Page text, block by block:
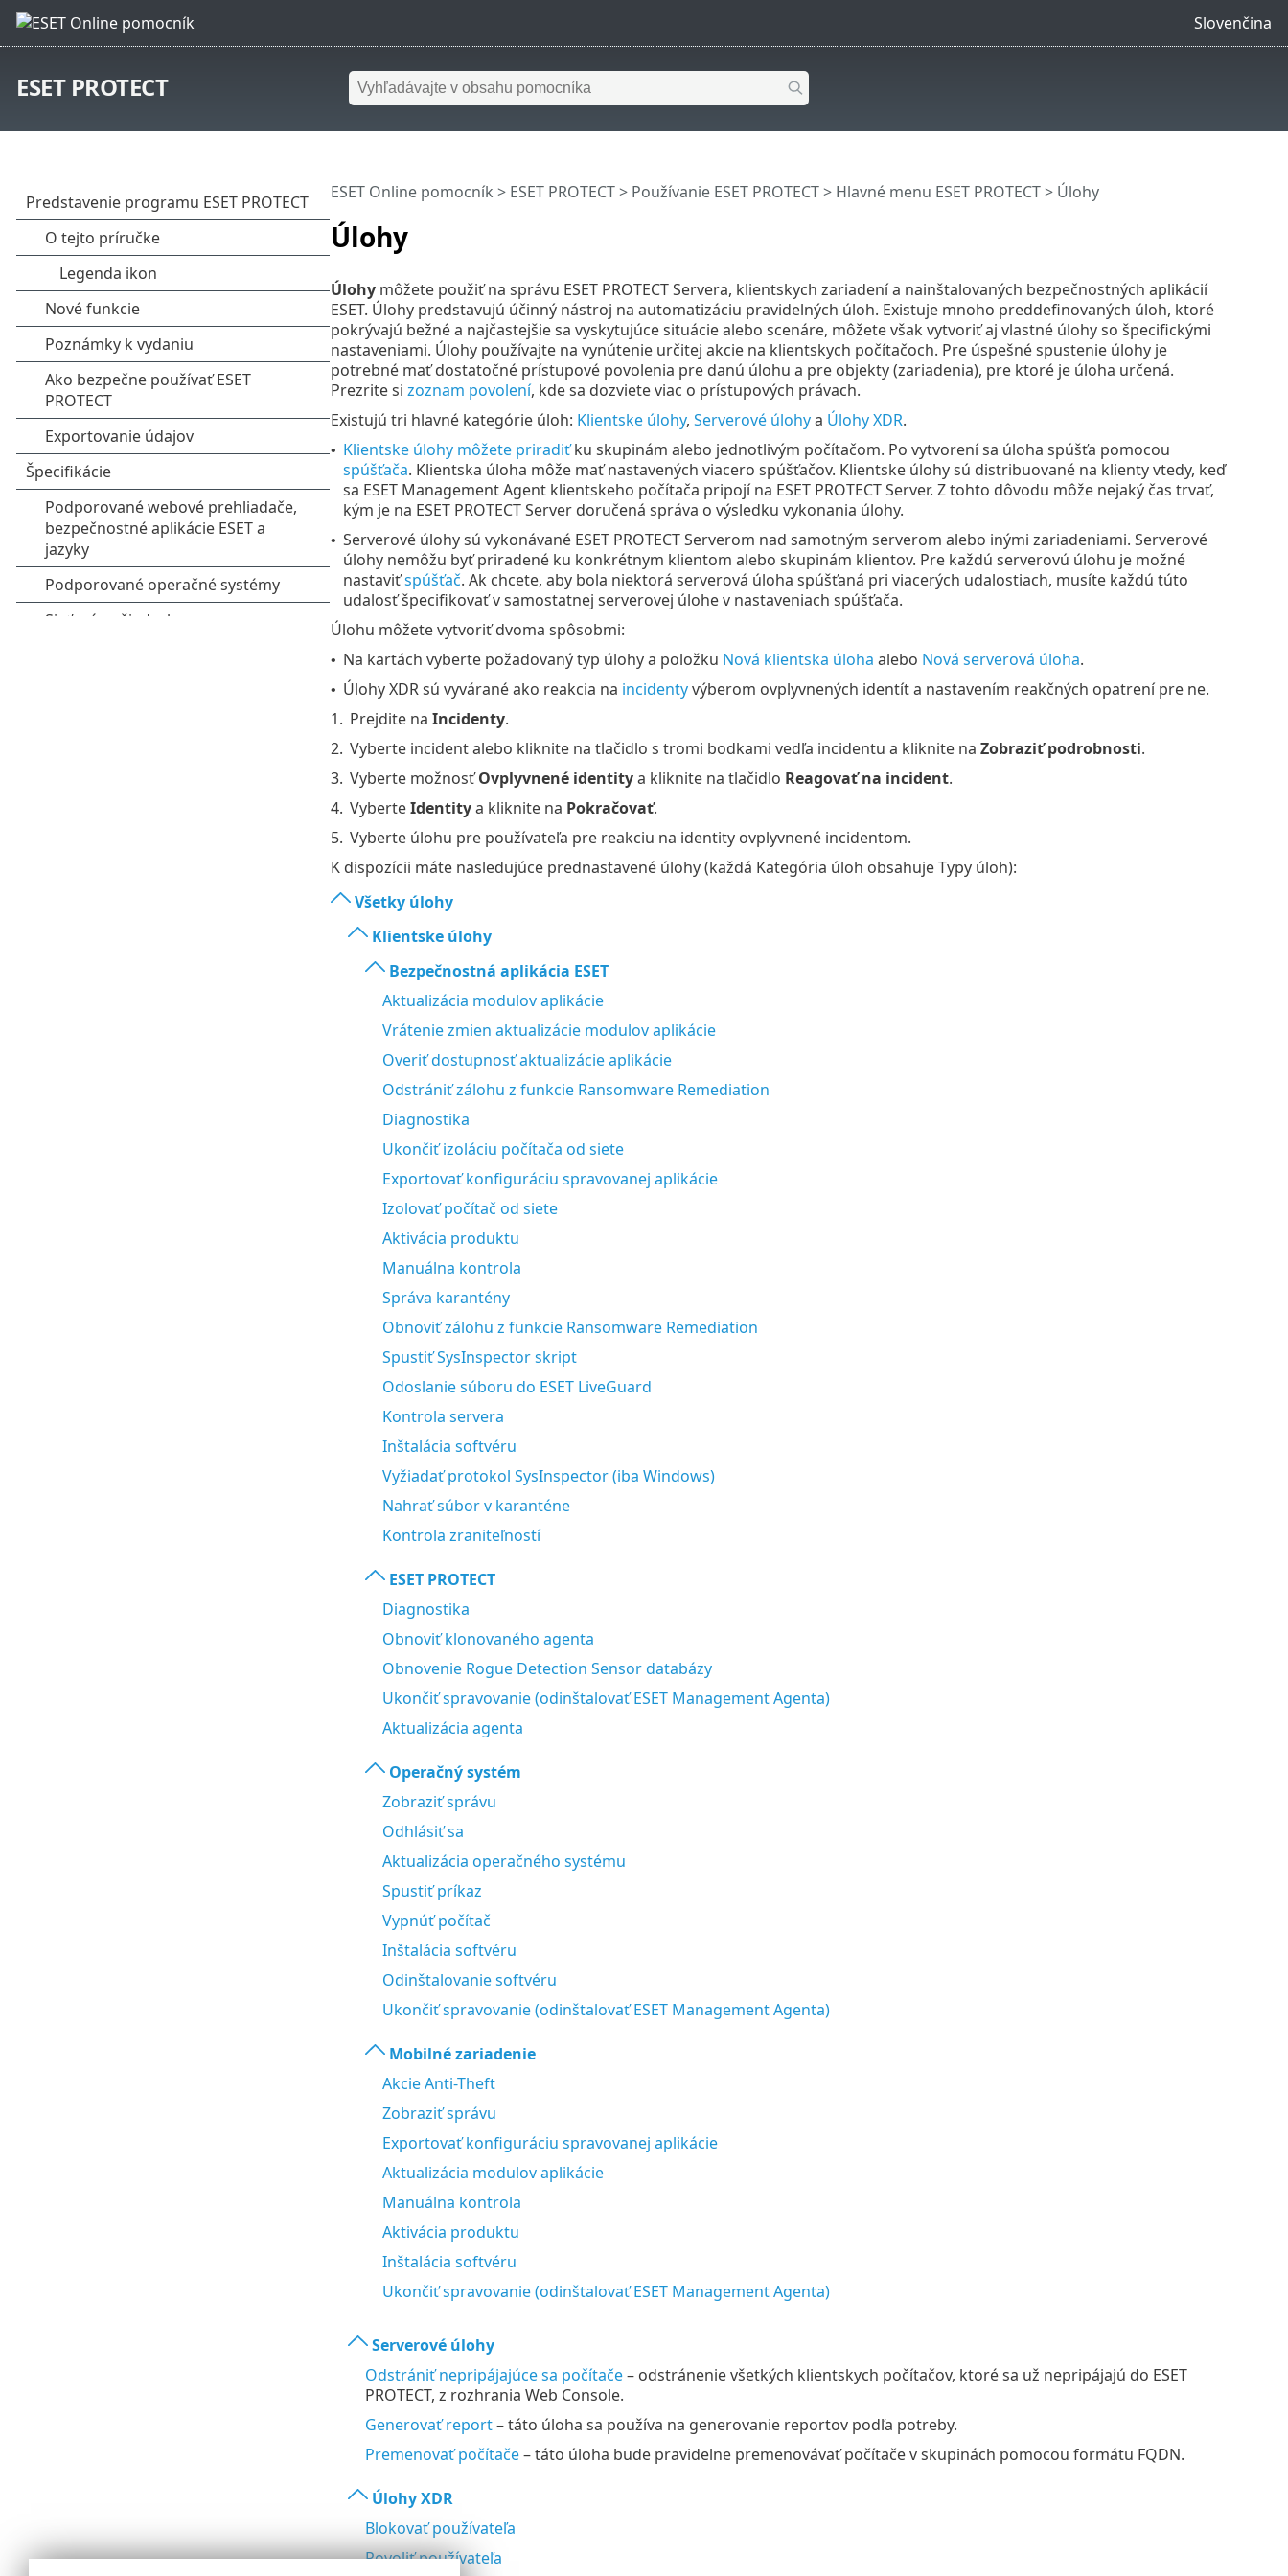
Slovenčina
ESET PROTECT
Úlohy
ESET Online pomocník > ESET PROTECT> Používanie ESET PROTECT> Hlavné menu ESET PROTECT> Úlohy
Úlohymôžete použiť na správu ESET PROTECT Servera, klientskych zariadení a nainštalovaných bezpečnostných aplikácií
ESET. Úlohy predstavujú účinný nástroj na automatizáciu pravidelných úloh. Existuje mnoho preddefinovaných úloh, ktoré
pokrývajú bežné a najčastejšie sa vyskytujúce situácie alebo scenáre, môžete však vytvoriť aj vlastné úlohy so špecifickými
nastaveniami. Úlohy používajte na vynútenie určitej akcie na klientskych počítačoch. Pre úspešné spustenie úlohy je
potrebné mať dostatočné prístupové povolenia pre danú úlohu a pre objekty (zariadenia), pre ktoré je úloha určená.
Prezrite si zoznam povolení, kde sa dozviete viac o prístupových právach.
Existujú tri hlavné kategórie úloh: Klientske úlohy, Serverové úlohya Úlohy XDR.
• Klientske úlohy môžete priradiťku skupinám alebo jednotlivým počítačom. Po vytvorení sa úloha spúšťa pomocou
spúšťača. Klientska úloha môže mať nastavených viacero spúšťačov. Klientske úlohy sú distribuované na klienty vtedy, keď
sa ESET Management Agent klientskeho počítača pripojí na ESET PROTECT Server. Z tohto dôvodu môže nejaký čas trvať,
kým je na ESET PROTECT Server doručená správa o výsledku vykonania úlohy.
• Serverové úlohy sú vykonávané ESET PROTECT Serverom nad samotným serverom alebo inými zariadeniami. Serverové
úlohy nemôžu byť priradené ku konkrétnym klientom alebo skupinám klientov. Pre každú serverovú úlohu je možné
nastaviťspúšťač. Ak chcete, aby bola niektorá serverová úloha spúšťaná pri viacerých udalostiach, musíte každú túto
udalosť špecifikovať v samostatnej serverovej úlohe v nastaveniach spúšťača.
Úlohu môžete vytvoriť dvoma spôsobmi:
• Na kartách vyberte požadovaný typ úlohy a položku Nová klientska úloha alebo Nová serverová úloha.
• Úlohy XDR sú vyvárané ako reakcia na incidentyvýberom ovplyvnených identít a nastavením reakčných opatrení pre ne.
1. Prejdite na Incidenty.
2. Vyberte incident alebo kliknite na tlačidlo s tromi bodkami vedľa incidentu a kliknite na Zobraziť podrobnosti.
3. Vyberte možnosťOvplyvnené identitya kliknite na tlačidlo Reagovať na incident.
4. VyberteIdentitya kliknite na Pokračovať.
5. Vyberte úlohu pre používateľa pre reakciu na identity ovplyvnené incidentom.
K dispozícii máte nasledujúce prednastavené úlohy (každá Kategória úloh obsahuje Typy úloh):
Všetky úlohy
Klientske úlohy
Bezpečnostná aplikácia ESET
Aktualizácia modulov aplikácie
Vrátenie zmien aktualizácie modulov aplikácie
Overiť dostupnosť aktualizácie aplikácie
Odstrániť zálohu z funkcie Ransomware Remediation
Diagnostika
Ukončiť izoláciu počítača od siete
Exportovať konfiguráciu spravovanej aplikácie
Izolovať počítač od siete
Aktivácia produktu
Manuálna kontrola
Správa karantény
Obnoviť zálohu z funkcie Ransomware Remediation
Spustiť SysInspector skript
Odoslanie súboru do ESET LiveGuard
Kontrola servera
Inštalácia softvéru
Vyžiadať protokol SysInspector (iba Windows)
Nahrať súbor v karanténe
Kontrola zraniteľností
ESET PROTECT
Diagnostika
Obnoviť klonovaného agenta
Obnovenie Rogue Detection Sensor databázy
Ukončiť spravovanie (odinštalovať ESET Management Agenta)
Aktualizácia agenta
Operačný systém
Zobraziť správu
Odhlásiť sa
Aktualizácia operačného systému
Spustiť príkaz
Vypnúť počítač
Inštalácia softvéru
Odinštalovanie softvéru
Ukončiť spravovanie (odinštalovať ESET Management Agenta)
Mobilné zariadenie
Akcie Anti-Theft
Zobraziť správu
Exportovať konfiguráciu spravovanej aplikácie
Aktualizácia modulov aplikácie
Manuálna kontrola
Aktivácia produktu
Inštalácia softvéru
Ukončiť spravovanie (odinštalovať ESET Management Agenta)
Serverové úlohy
Odstrániť nepripájajúce sa počítače– odstránenie všetkých klientskych počítačov, ktoré sa už nepripájajú do ESET
PROTECT, z rozhrania Web Console.
Generovať report– táto úloha sa používa na generovanie reportov podľa potreby.
Premenovať počítače– táto úloha bude pravidelne premenovávať počítače v skupinách pomocou formátu FQDN.
Úlohy XDR
Blokovať používateľa
Povoliť používateľa